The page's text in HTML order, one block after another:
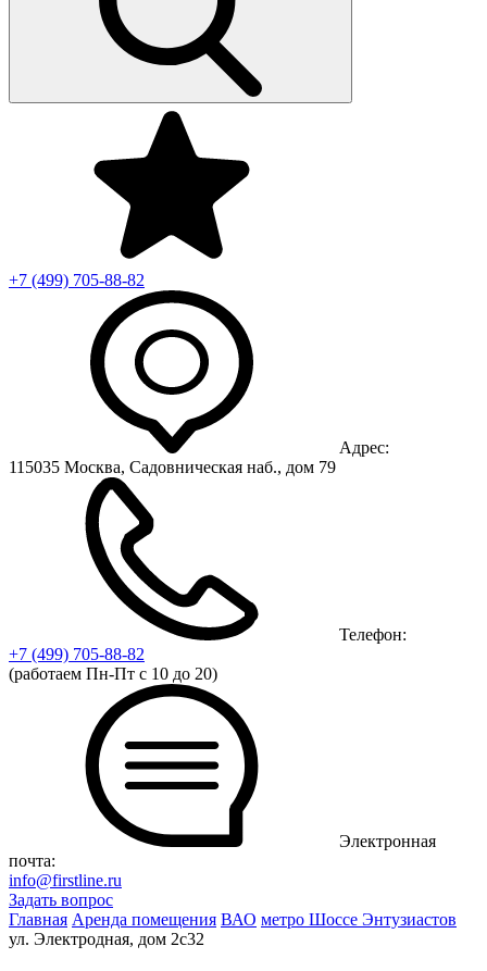
+7 (499) 705-88-82
Адрес:
115035 Москва, Садовническая наб., дом 79
Телефон:
+7 (499) 705-88-82
(работаем Пн-Пт с 10 до 20)
Электронная
почта:
info@firstline.ru
Задать вопрос
Главная Аренда помещения ВАО метро Шоссе Энтузиастов
ул. Электродная, дом 2с32